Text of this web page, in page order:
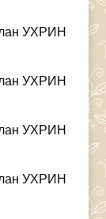
УХРИН
УХРИН
УХРИН
УХРИН